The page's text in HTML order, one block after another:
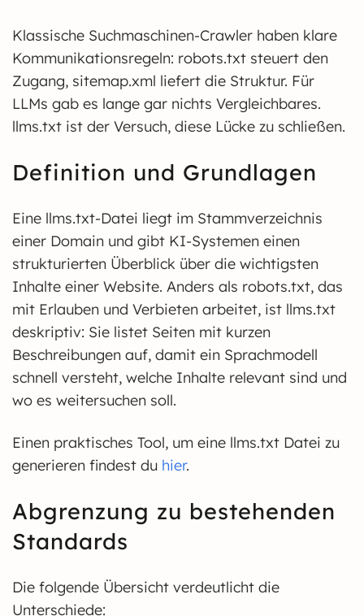
Klassische Suchmaschinen-Crawler haben klare
Kommunikationsregeln: robots.txt steuert den
Zugang, sitemap.xml liefert die Struktur. Für
LLMs gab es lange gar nichts Vergleichbares.
llms.txt ist der Versuch, diese Lücke zu schließen.
Definition und Grundlagen
Eine llms.txt-Datei liegt im Stammverzeichnis
einer Domain und gibt KI-Systemen einen
strukturierten Überblick über die wichtigsten
Inhalte einer Website. Anders als robots.txt, das
mit Erlauben und Verbieten arbeitet, ist llms.txt
deskriptiv: Sie listet Seiten mit kurzen
Beschreibungen auf, damit ein Sprachmodell
schnell versteht, welche Inhalte relevant sind und
wo es weitersuchen soll.
Einen praktisches Tool, um eine llms.txt Datei zu
generieren findest du hier.
Abgrenzung zu bestehenden
Standards
Die folgende Übersicht verdeutlicht die
Unterschiede: